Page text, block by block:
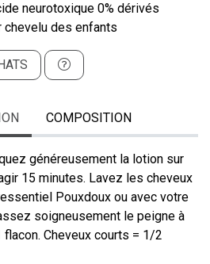
neurotoxique 0% dérivés
chevelu des enfants
COMPOSITION
généreusement la lotion sur
15 minutes. Lavez les cheveux
Pouxdoux ou avec votre
soigneusement le peigne à
flacon. Cheveux courts = 1/2